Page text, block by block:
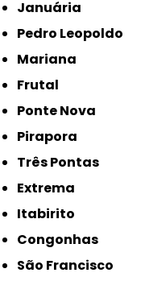
Januária
Pedro Leopoldo
Mariana
Frutal
Ponte Nova
Pirapora
Três Pontas
Extrema
Itabirito
Congonhas
São Francisco